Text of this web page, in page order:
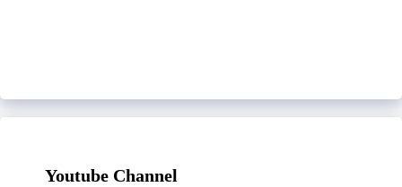
Youtube Channel